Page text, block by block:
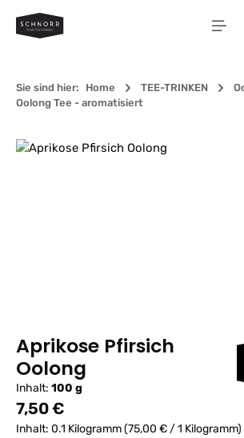
Zum Hauptinhalt springen
Sie sind hier: Home TEE-TRINKEN
Oolong Tee - aromatisiert
Bildergalerie überspringen
Aprikose Pfirsich
Oolong
Inhalt: 100 g
Regulärer Preis:
7,50 €
Inhalt: 0.1 Kilogramm(75,00 € / 1 Kilogramm)